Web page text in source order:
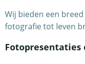
Wij bieden een
fotografie tot leven
Fotopresentaties